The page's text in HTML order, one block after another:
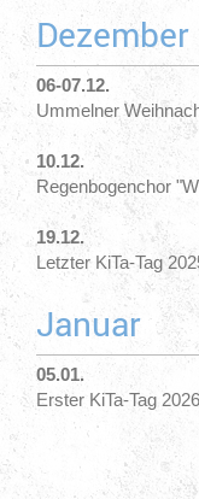
Dezember
06-07.12.
Ummelner
10.12.
Regenbogenchor
19.12.
Letzter KiTa-Tag
Januar
05.01.
Erster KiTa-Tag 2026